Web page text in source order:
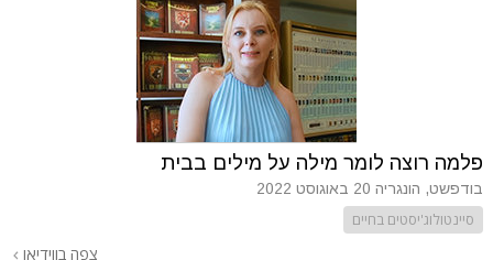
פלמה רוצה לומר מילה על מילים בבית
בודפשט, הונגריה 20 באוגוסט 2022
סיינטולוג'יסטים בחיים
צפה בווידיאו